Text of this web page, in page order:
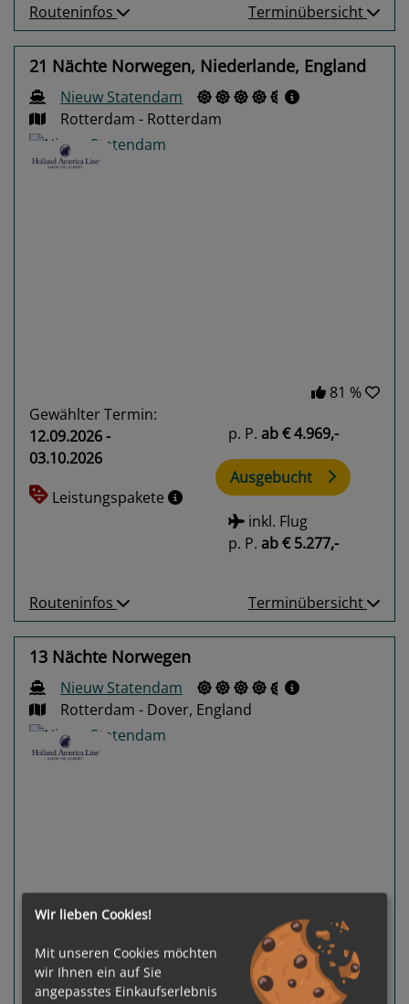
Routeninfos Terminübersicht
21 Nächte Norwegen, Niederlande, England
Nieuw Statendam
Rotterdam - Rotterdam
81 %
Gewählter Termin:
12.09.2026 -
03.10.2026
Leistungspakete
p. P. ab€ 4.969,-
Ausgebucht
inkl. Flug
p. P. ab€ 5.277,-
Routeninfos Terminübersicht
13 Nächte Norwegen
Nieuw Statendam
Rotterdam - Dover, England
81 %
Wir lieben Cookies!
Mit unseren Cookies möchten
wir Ihnen ein auf Sie
angepasstes Einkaufserlebnis